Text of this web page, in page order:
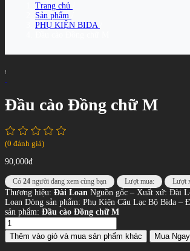
Trang chủ
Sản phẩm
PHỤ KIỆN BIDA
Đầu cào Đồng chữ M
(0 đánh giá)
90,000đ
Có 24 người đang xem cùng bạn Lượt mua: Lượt
Thương hiệu: Đài Loan Nguồn gốc – Xuất xứ: Đài
Loan Dòng sản phẩm: Phụ Kiện Câu Lạc Bộ Bida –
sản phẩm: Đầu cào Đồng chữ M
Thêm vào giỏ và mua sản phẩm khác Mua Ngay